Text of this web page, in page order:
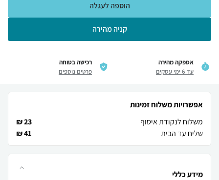
קניה מהירה
הוספה לעגלה
אספקה מהירה
עד 6 ימי עסקים
רכישה בטוחה
פרטים נוספים
אפשרויות משלוח זמינות
משלוח לנקודת איסוף
23 ₪
שליח עד הבית
41 ₪
מידע כללי